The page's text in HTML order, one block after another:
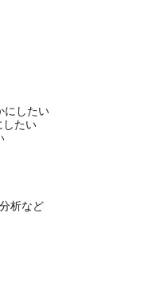
たい
析など